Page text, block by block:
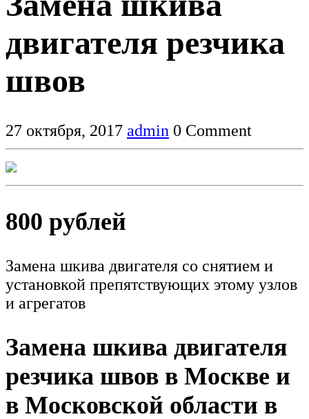
двигателя резчика
швов
27 октября, 2017 admin 0 Comment
800 рублей
Замена шкива двигателя со снятием и
установкой препятствующих этому узлов
и агрегатов
Замена шкива двигателя
резчика швов в Москве и
в Московской области в